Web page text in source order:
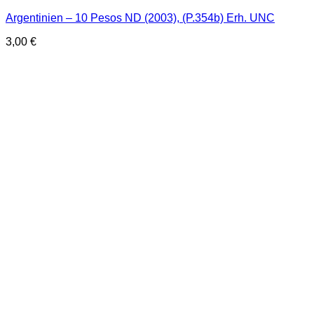
Argentinien – 10 Pesos ND (2003), (P.354b) Erh. UNC
3,00 €